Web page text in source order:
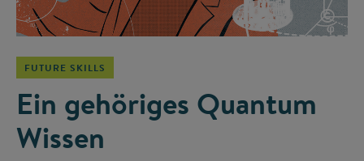
©
FUTURE SKILLS
Ein gehöriges Quantum
Wissen